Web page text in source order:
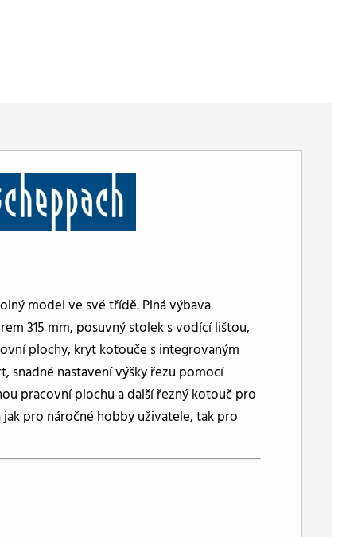
model ve své třídě. Plná výbava
315 mm, posuvný stolek s vodící lištou,
plochy, kryt kotouče s integrovaným
snadné nastavení výšky řezu pomocí
pracovní plochu a další řezný kotouč pro
pro náročné hobby uživatele, tak pro